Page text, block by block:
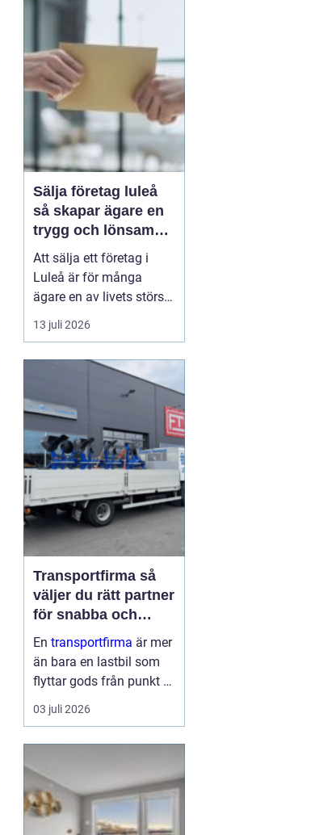
lastpallar
Sälja företag luleå
så skapar ägare en
trygg och lönsam
affär
Att sälja ett företag i
Luleå är för många
ägare en av livets största
affärer. Beslutet rymmer
både känslor och hårda
kundrelationer och
personalansvar ska
omvandlas till en trygg
köpeskilling och en
hållbar framtid för...
13 juli 2026
Transportfirma så
väljer du rätt partner
för snabba och
trygga leveranser
En transportfirma är mer
än bara en lastbil som
flyttar gods från punkt A
till punkt B. Rätt partner
påverkar din
och till och med ditt
varumärke. När tiderna
är pressade, kunder...
03 juli 2026